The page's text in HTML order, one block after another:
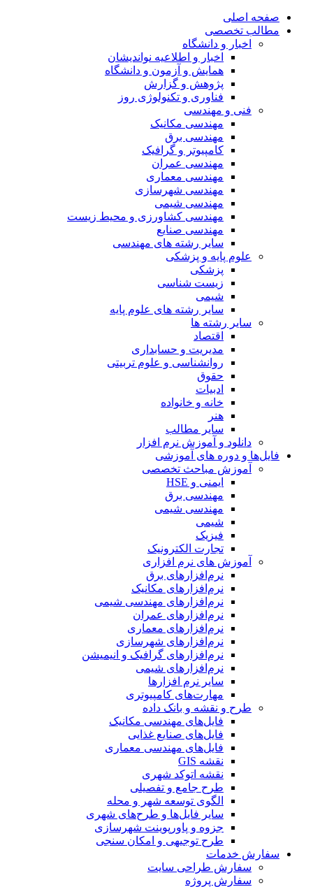
صفحه اصلی
مطالب تخصصی
اخبار و دانشگاه
اخبار و اطلاعیه نواندیشان
همایش و آزمون و دانشگاه
پژوهش و گزارش
فناوری و تکنولوژی روز
فنی و مهندسی
مهندسی مکانیک
مهندسی برق
کامپیوتر و گرافیک
مهندسی عمران
مهندسی معماری
مهندسی شهرسازی
مهندسی شیمی
مهندسی کشاورزی و محیط زیست
مهندسی صنایع
سایر رشته های مهندسی
علوم پایه و پزشکی
پزشکی
زیست شناسی
شیمی
سایر رشته های علوم پایه
سایر رشته ها
اقتصاد
مدیریت و حسابداری
روانشناسی و علوم تربیتی
حقوق
ادبیات
خانه و خانواده
هنر
سایر مطالب
دانلود و آموزش نرم افزار
فایل‌ها و دوره های آموزشی
آموزش مباحث تخصصی
ایمنی و HSE
مهندسی برق
مهندسی شیمی
شیمی
فیزیک
تجارت الکترونیک
آموزش های نرم افزاری
نرم‌افزارهای برق
نرم‌افزارهای مکانیک
نرم‌افزارهای مهندسی شیمی
نرم‌افزارهای عمران
نرم‌افزارهای معماری
نرم‌افزارهای شهرسازی
نرم‌افزارهای گرافیک و انیمیشن
نرم‌افزارهای شیمی
سایر نرم افزارها
مهارت‌های کامپیوتری
طرح و نقشه و بانک داده
فایل‌های مهندسی مکانیک
فایل‌های صنایع غذایی
فایل‌های مهندسی معماری
نقشه GIS
نقشه اتوکد شهری
طرح جامع و تفصیلی
الگوی توسعه شهر و محله
سایر فایل‌ها و طرح‌های شهری
جزوه و پاورپوینت شهرسازی
طرح توجیهی و امکان سنجی
سفارش خدمات
سفارش طراحی سایت
سفارش پروژه